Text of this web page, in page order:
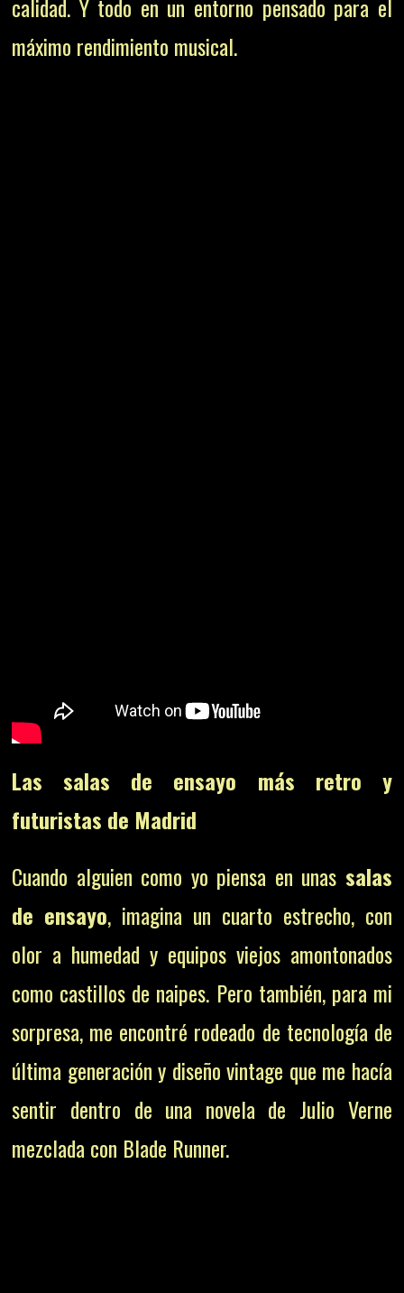
calidad. Y todo en un entorno pensado para el
máximo rendimiento musical.
Las salas de ensayo más retro y
futuristas de Madrid
Cuando alguien como yo piensa en unas salas
de ensayo, imagina un cuarto estrecho, con
olor a humedad y equipos viejos amontonados
como castillos de naipes. Pero también, para mi
sorpresa, me encontré rodeado de tecnología de
última generación y diseño vintage que me hacía
sentir dentro de una novela de Julio Verne
mezclada con Blade Runner.